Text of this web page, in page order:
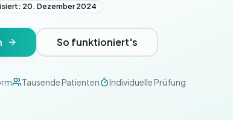
20. Dezember 2024
So funktioniert's
Tausende Patienten Individuelle Prüfung